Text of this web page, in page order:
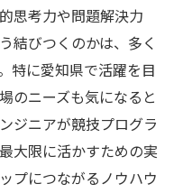
思考力や問題解決力
結びつくのかは、多く
特に愛知県で活躍を目
のニーズも気になると
ジニアが競技プログラ
大限に活かすための実
プにつながるノウハウ